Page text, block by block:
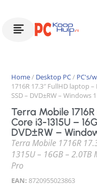
Home/ Desktop PC/ PC's/
1716R 17.3″ FullHD laptop
SSD – DVD±RW – Windows
Terra Mobile
Core i3-1315U –
DVD±RW –
Terra Mobile 1716R
1315U – 16GB – 2.0TB
Pro
EAN: 8720955023863